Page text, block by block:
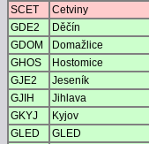
SCET
Cetviny
GDE2
Děčín
GDOM
Domažlice
GHOS
Hostomice
GJE2
Jeseník
GJIH
Jihlava
GKYJ
Kyjov
GLED
GLED